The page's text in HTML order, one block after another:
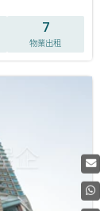
7
物業出租